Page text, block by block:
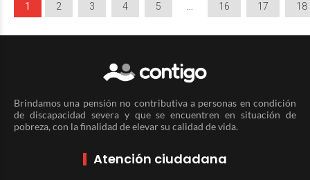
1 2 3 4 5 16 17 18
Brindamos una pensión no contributiva a personas en condición
de discapacidad severa y que se encuentren en situación de
pobreza, con la finalidad de elevar su calidad de vida.
Atención ciudadana